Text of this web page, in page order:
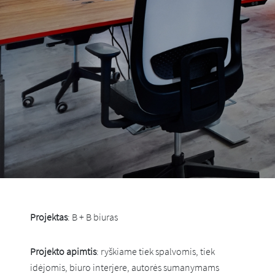
Projektas: B + B biuras
Projekto apimtis: ryškiame tiek spalvomis, tiek
idėjomis, biuro interjere, autorės sumanymams